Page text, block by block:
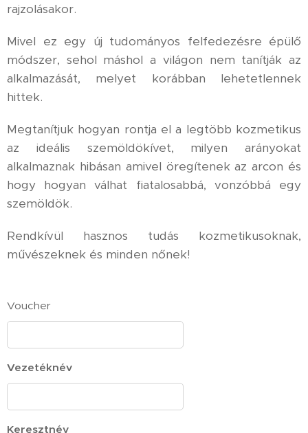
rajzolásakor.
Mivel ez egy új tudományos felfedezésre épülő
módszer, sehol máshol a világon nem tanítják az
alkalmazását, melyet korábban lehetetlennek
hittek.
Megtanítjuk hogyan rontja el a legtöbb kozmetikus
az ideális szemöldökívet, milyen arányokat
alkalmaznak hibásan amivel öregítenek az arcon és
hogy hogyan válhat fiatalosabbá, vonzóbbá egy
szemöldök.
Rendkívül hasznos tudás kozmetikusoknak,
művészeknek és minden nőnek!
Voucher
Vezetéknév
Keresztnév